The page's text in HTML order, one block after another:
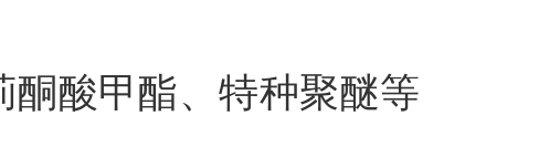
酸甲酯、特种聚醚等